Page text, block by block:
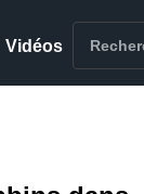
Vidéos